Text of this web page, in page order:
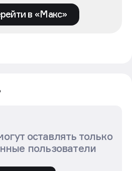
в «Макс»
оставлять только
пользователи